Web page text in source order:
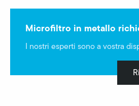
Microfiltro in metallo
I nostri esperti sono a vostra